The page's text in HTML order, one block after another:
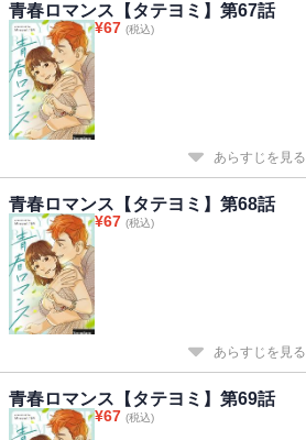
青春ロマンス【タテヨミ】第67話
¥67 (税込)
あらすじを見る
青春ロマンス【タテヨミ】第68話
¥67 (税込)
あらすじを見る
青春ロマンス【タテヨミ】第69話
¥67 (税込)